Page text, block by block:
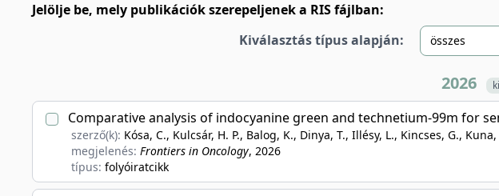
Jelölje be, mely publikációk szerepeljenek a RIS fájlban:
Kiválasztás típus alapján:
2026
Comparative analysis of indocyanine green and technetium-99m for
szerző(k): Kósa, C., Kulcsár, H. P., Balog, K., Dinya, T., Illésy, L., Kincses, G., Kuna,
megjelenés: Frontiers in Oncology, 2026
típus: folyóiratcikk